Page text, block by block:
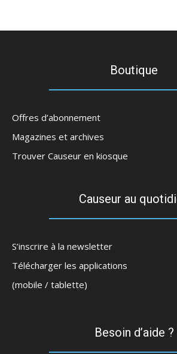
Boutique
Offres d’abonnement
Magazines et archives
Trouver Causeur en kiosque
Causeur au
S’inscrire à la newsletter
Télécharger les applications
(mobile / tablette)
Besoin d’aide ?